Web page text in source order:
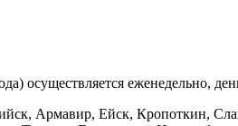
еженедельно, день
Армавир, Ейск, Кропоткин,